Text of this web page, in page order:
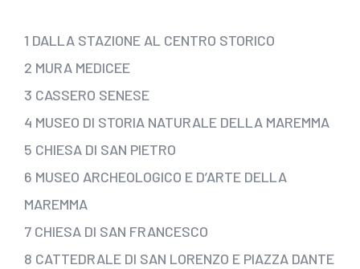
1 DALLA STAZIONE AL CENTRO STORICO
2 MURA MEDICEE
3 CASSERO SENESE
4 MUSEO DI STORIA NATURALE DELLA MAREMMA
5 CHIESA DI SAN PIETRO
6 MUSEO ARCHEOLOGICO E D’ARTE DELLA
MAREMMA
7 CHIESA DI SAN FRANCESCO
8 CATTEDRALE DI SAN LORENZO E PIAZZA DANTE